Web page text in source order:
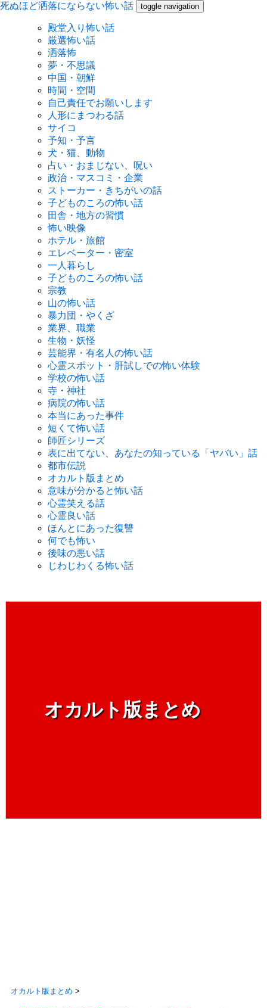
死ぬほど洒落にならない怖い話 toggle navigation
殿堂入り怖い話
厳選怖い話
洒落怖
夢・不思議
中国・朝鮮
時間・空間
自己責任でお願いします
人形にまつわる話
サイコ
予知・予言
犬・猫、動物
占い・おまじない、呪い
政治・マスコミ・企業
ストーカー・きちがいの話
子どものころの怖い話
田舎・地方の習慣
怖い映像
ホテル・旅館
エレベーター・密室
一人暮らし
子どものころの怖い話
宗教
山の怖い話
暴力団・やくざ
業界、職業
生物・妖怪
芸能界・有名人の怖い話
心霊スポット・肝試しでの怖い体験
学校の怖い話
寺・神社
病院の怖い話
本当にあった事件
短くて怖い話
師匠シリーズ
表に出てない、あなたの知っている「ヤバい」話
都市伝説
オカルト版まとめ
意味が分かると怖い話
心霊笑える話
心霊良い話
ほんとにあった復讐
何でも怖い
後味の悪い話
じわじわくる怖い話
オカルト版まとめ
オカルト版まとめ >